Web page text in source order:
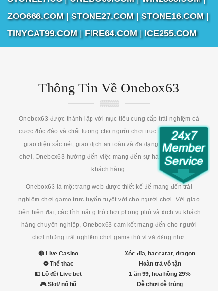
ZOO666.COM|STONE27.COM|STONE16.COM|
TINYCAT99.COM| FIRE64.COM| ICE255.COM
Thông Tin Về Onebox63
Onebox63 được thành lập với mục tiêu cung cấp trải nghiệm cá
cược độc đáo và chất lượng cho người chơi trực tuyến. Với một
giao diện sắc nét, giao dịch an toàn và đa dạng lựa chọn trò
chơi, Onebox63 hướng đến việc mang đến sự hài lòng cho các
khách hàng.
Onebox63 là một trang web được thiết kế để mang đến trải
nghiệm chơi game trực tuyến tuyệt vời cho người chơi. Với giao
diện hiện đại, các tính năng trò chơi phong phú và dịch vụ khách
hàng chuyên nghiệp, Onebox63 cam kết mang đến cho người
chơi những trải nghiệm chơi game thú vị và đáng nhớ.
🔴 Live Casino
Xóc đĩa, baccarat, dragon
⚽ Thể thao
Hoàn trả vô tận
💵 Lô đề/ Live bet
1 ăn 99, hoa hồng 29%
🎮 Slot/ nổ hũ
Dễ chơi dễ trúng